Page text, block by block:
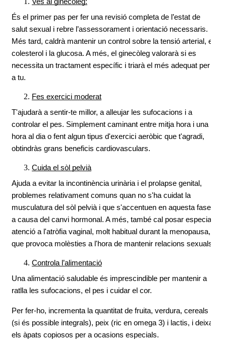
És el primer pas per fer una revisió completa de l’estat de
salut sexual i rebre l’assessorament i orientació necessaris.
Més tard, caldrà mantenir un control sobre la tensió arterial, el
colesterol i la glucosa. A més, el ginecòleg valorarà si es
necessita un tractament específic i triarà el més adequat per
a tu.
Fes exercici moderat
T'ajudarà a sentir-te millor, a alleujar les sufocacions i a
controlar el pes. Simplement caminant entre mitja hora i una
hora al dia o fent algun tipus d'exercici aeròbic que t'agradi,
obtindràs grans beneficis cardiovasculars.
Cuida el sòl pelvià
Ajuda a evitar la incontinència urinària i el prolapse genital,
problemes relativament comuns quan no s'ha cuidat la
musculatura del sòl pelvià i que s'accentuen en aquesta fase
a causa del canvi hormonal. A més, també cal posar especial
atenció a l'atròfia vaginal, molt habitual durant la menopausa,
que provoca molèsties a l'hora de mantenir relacions sexuals.
Controla l’alimentació
Una alimentació saludable és imprescindible per mantenir a
ratlla les sufocacions, el pes i cuidar el cor.
Per fer-ho, incrementa la quantitat de fruita, verdura, cereals
(si és possible integrals), peix (ric en omega 3) i lactis, i deixa
els àpats copiosos per a ocasions especials.